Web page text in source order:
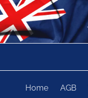
Home AGB